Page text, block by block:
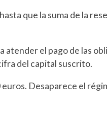
que la suma de la
el pago de las
del capital suscrito.
Desaparece el